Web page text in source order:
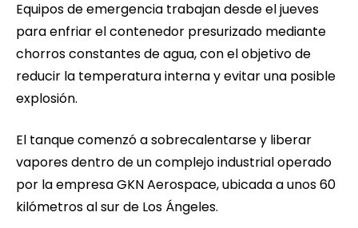
Equipos de emergencia trabajan desde el jueves
para enfriar el contenedor presurizado mediante
chorros constantes de agua, con el objetivo de
reducir la temperatura interna y evitar una posible
explosión.
El tanque comenzó a sobrecalentarse y liberar
vapores dentro de un complejo industrial operado
por la empresa GKN Aerospace, ubicada a unos 60
kilómetros al sur de Los Ángeles.